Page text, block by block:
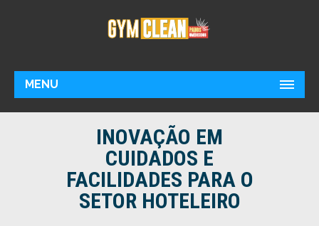
MENU
INOVAÇÃO EM
CUIDADOS E
FACILIDADES PARA O
SETOR HOTELEIRO